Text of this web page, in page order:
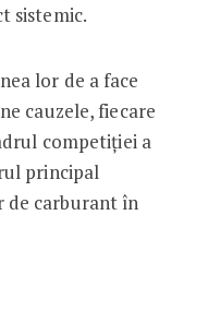
sistemic.
lor de a face
cauzele, fiecare
competiției a
principal
de carburant în